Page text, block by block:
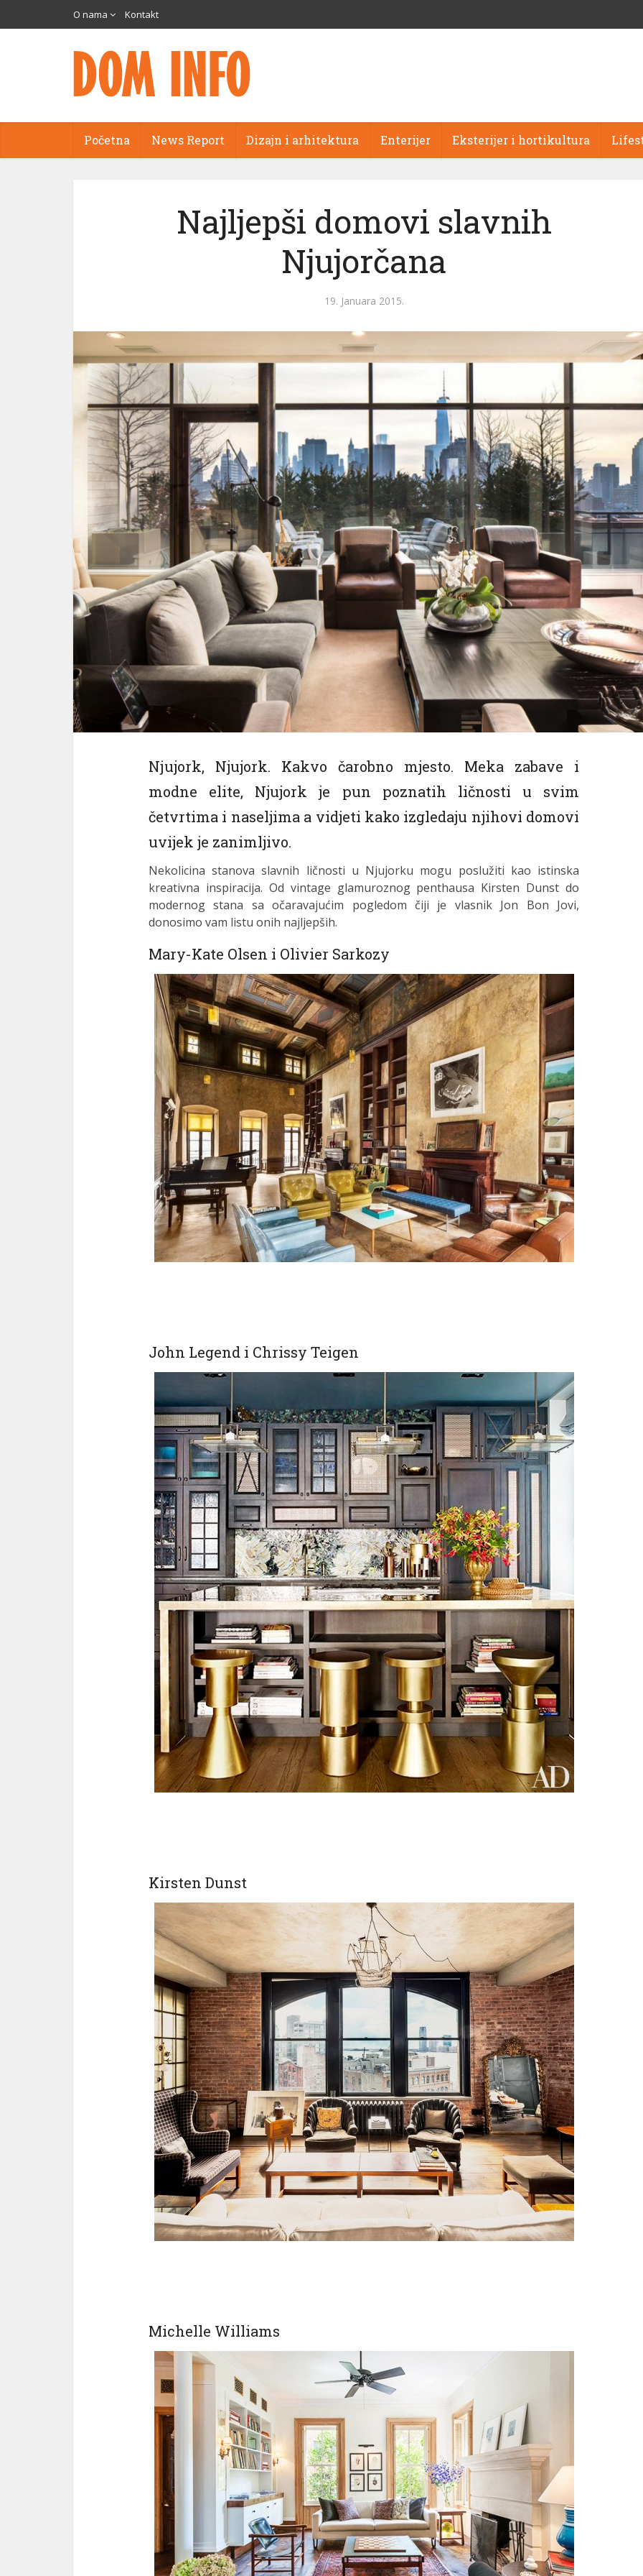
O nama Kontakt
Početna News Report Dizajn i arhitektura Enterijer Eksterijer i hortikultura
Najljepši domovi slavnih
Njujorčana
19. Januara 2015.
Nјujork, Njujork. Kakvo čarobno mjesto. Meka zabave i
modne elite, Njujork je pun poznatih ličnosti u svim
četvrtima i naseljima a vidjeti kako izgledaju njihovi domovi
uvijek je zanimljivo.
Nekolicina stanova slavnih ličnosti u Njujorku mogu poslužiti kao istinska
kreativna inspiracija. Od vintage glamuroznog penthausa Kirsten Dunst do
modernog stana sa očaravajućim pogledom čiji je vlasnik Jon Bon Jovi,
donosimo vam listu onih najljepših.
Mary-Kate Olsen i Olivier Sarkozy
John Legend i Chrissy Teigen
Kirsten Dunst
Michelle Williams